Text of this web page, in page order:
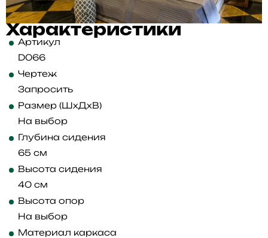
Характеристики
Артикул
D066
Чертеж
Запросить
Размер (ШхДхВ)
На выбор
Глубина сидения
65 см
Высота сидения
40 см
Высота опор
На выбор
Материал каркаса